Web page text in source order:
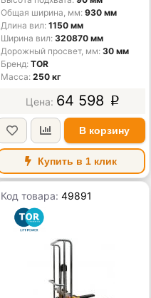
Общая ширина, мм 930 мм
Длина вил 1150 мм
Ширина вил 320870 мм
Дорожный просвет, мм 30 мм
Бренд TOR
Масса 250 кг
64 598 p
В корзину
Купить в 1 клик
Код товара:49891